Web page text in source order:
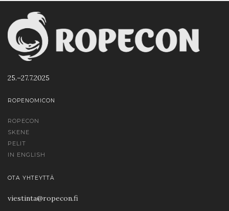
25.–27.7.2025
ROPENOMICON
ROPECON
SKENE
PELIT
IN ENGLISH
OTA YHTEYTTÄ
viestinta@ropecon.fi